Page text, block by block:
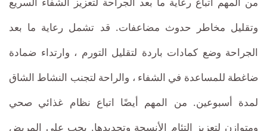
وتقليل مخاطر حدوث مضاعفات. قد تشمل رعاية ما بعد
الجراحة وضع كمادات باردة لتقليل التورم ، وارتداء ضمادة
ضاغطة للمساعدة في الشفاء ، والراحة لتجنب النشاط الشاق
لمدة أسبوعين. من المهم أيضًا اتباع نظام غذائي صحي
ومتوازن لتعزيز التئام الأنسجة وتجديدها. يجب على المريض